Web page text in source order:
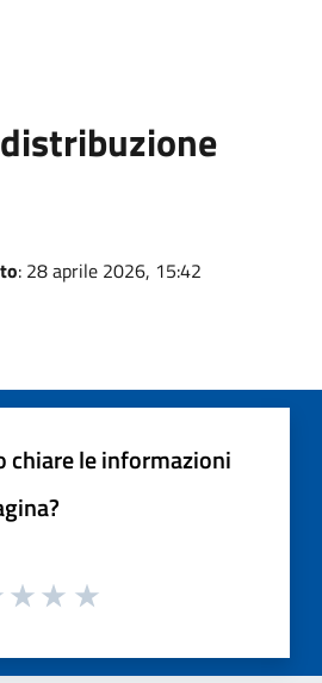
: 28 aprile 2026, 15:42
chiare le informazioni